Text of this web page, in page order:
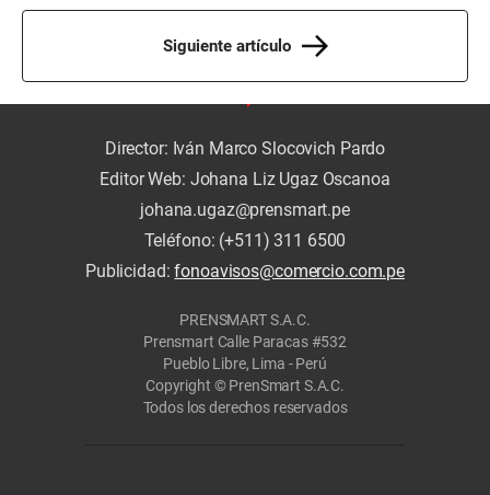
Siguiente artículo
Director: Iván Marco Slocovich Pardo
Editor Web: Johana Liz Ugaz Oscanoa
johana.ugaz@prensmart.pe
Teléfono: (+511) 311 6500
Publicidad:fonoavisos@comercio.com.pe
PRENSMART S.A.C.
Prensmart Calle Paracas #532
Pueblo Libre, Lima - Perú
Copyright © PrenSmart S.A.C.
Todos los derechos reservados